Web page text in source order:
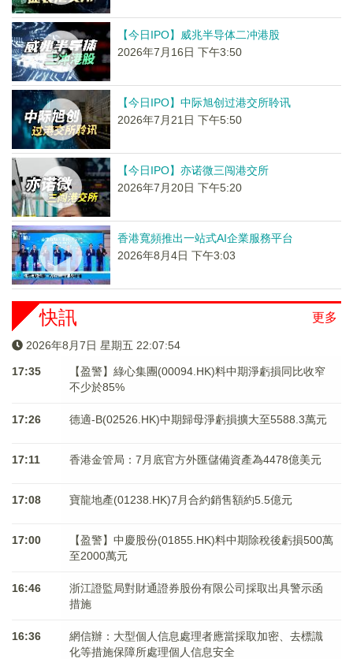
【今日IPO】威兆半导体二冲港股
2026年7月16日 下午3:50
【今日IPO】中际旭创过港交所聆讯
2026年7月21日 下午5:50
【今日IPO】亦诺微三闯港交所
2026年7月20日 下午5:20
香港寬頻推出一站式AI企業服務平台
2026年8月4日 下午3:03
更多
快訊
2026年8月7日 星期五 22:07:54
17:35
【盈警】綠心集團(00094.HK)料中期淨虧損同比收窄
不少於85%
17:26 德適-B(02526.HK)中期歸母淨虧損擴大至5588.3萬元
17:11 香港金管局：7月底官方外匯儲備資產為4478億美元
17:08 寶龍地產(01238.HK)7月合約銷售額約5.5億元
17:00
【盈警】中慶股份(01855.HK)料中期除稅後虧損500萬
至2000萬元
16:46
浙江證監局對財通證券股份有限公司採取出具警示函
措施
16:36
網信辦：大型個人信息處理者應當採取加密、去標識
化等措施保障所處理個人信息安全